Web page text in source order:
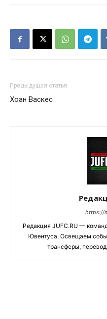
Предыдущая статья
Хоан Васкес
https://
Редакция JUFC.RU —
Ювентуса. Освещаем
трансферы,